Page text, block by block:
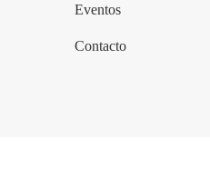
Eventos
Contacto